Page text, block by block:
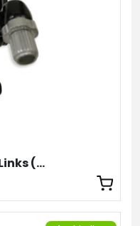
Remklauw voor bakfiets Links (voorrem)